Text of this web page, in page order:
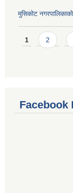
मुसिकोट
Pages
1 2
Facebook